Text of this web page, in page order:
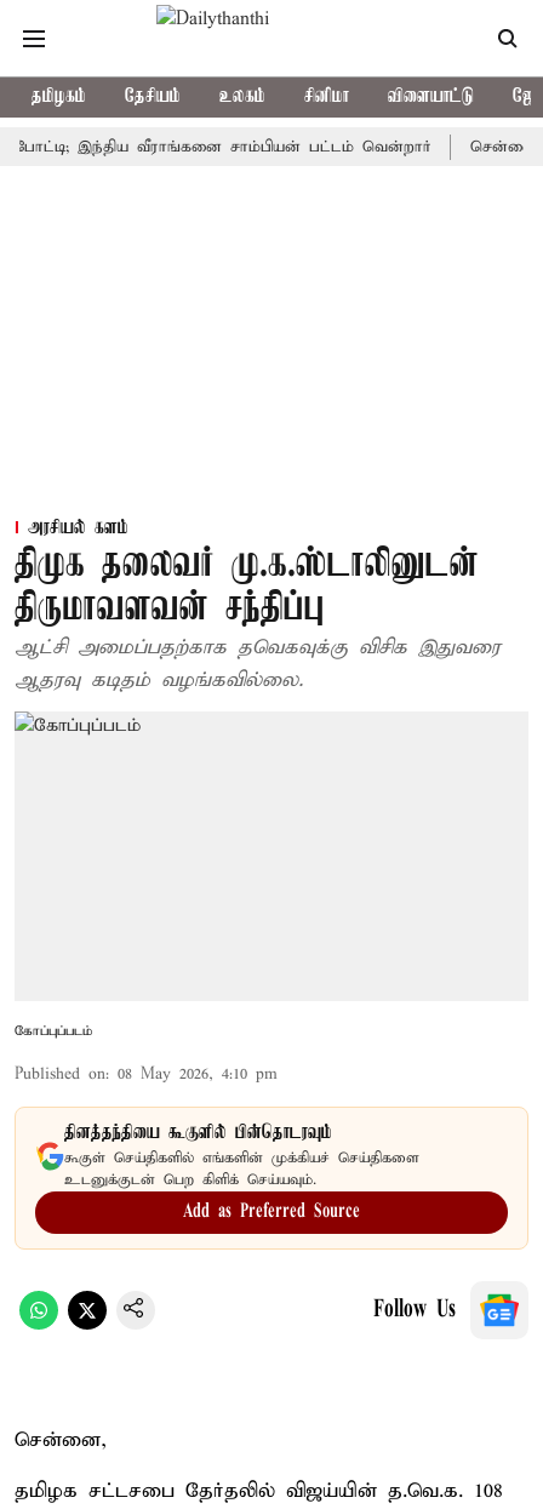
தமிழகம் தேசியம் உலகம் சினிமா விளையாட்டு
இந்திய வீராங்கனை சாம்பியன் பட்டம் வென்றார் சென்னையின்
அரசியல் களம்
திமுக தலைவர் மு.க.ஸ்டாலினுடன்
திருமாவளவன் சந்திப்பு
ஆட்சி அமைப்பதற்காக தவெகவுக்கு விசிக இதுவரை
ஆதரவு கடிதம் வழங்கவில்லை.
கோப்புப்படம்
Published on: 08 May 2026, 4:10 pm
தினத்தந்தியை கூகுளில் பின்தொடரவும்
கூகுள் செய்திகளில் எங்களின் முக்கியச் செய்திகளை
உடனுக்குடன் பெற கிளிக் செய்யவும்.
Add as Preferred Source
Follow Us
சென்னை,
தமிழக சட்டசபை தேர்தலில் விஜய்யின் த.வெ.க. 108